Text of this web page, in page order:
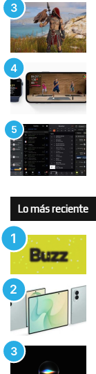
Lo más reciente